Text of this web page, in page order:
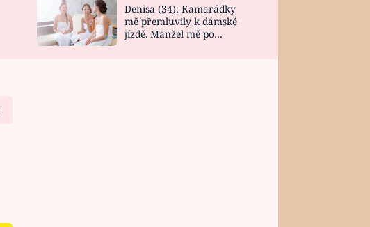
DESIGN
Denisa (34): Kamarádky
mě přemluvily k dámské
jízdě. Manžel mě po